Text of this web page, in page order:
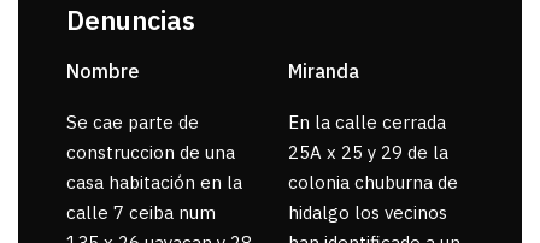
Denuncias
Nombre
Se cae parte de
construccion de una
casa habitación en la
calle 7 ceiba num
Miranda
En la calle cerrada
25A x 25 y 29 de la
colonia chuburna de
hidalgo los vecinos